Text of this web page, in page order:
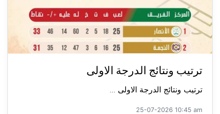
ترتيب ونتائج الدرجة الاولى
ترتيب ونتائج الدرجة الاولى ...
25-07-2026 10:45 am